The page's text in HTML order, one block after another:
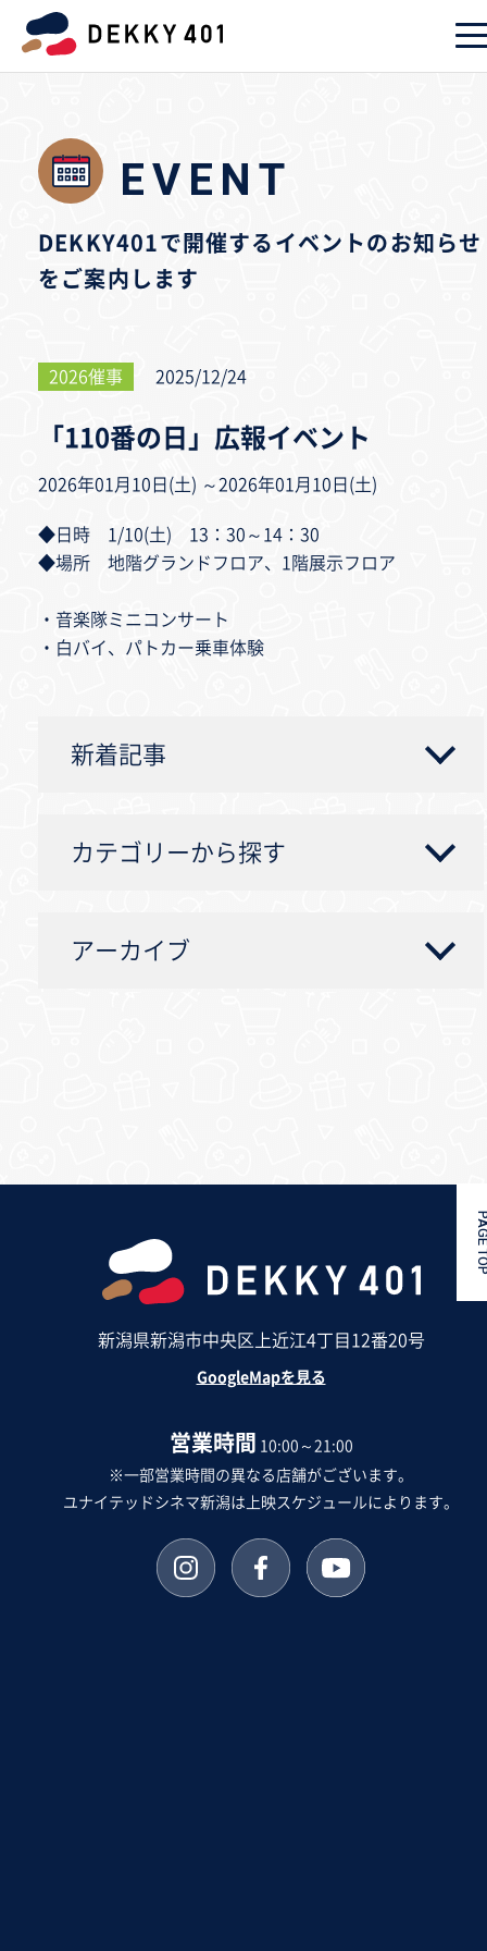
EVENT
DEKKY401で開催するイベントのお知らせ
をご案内します
2026催事 2025/12/24
「110番の日」広報イベント
2026年01月10日(土) ～2026年01月10日(土)
◆日時 1/10(土) 13：30～14：30
◆場所 地階グランドフロア、1階展示フロア
・音楽隊ミニコンサート
・白バイ、パトカー乗車体験
新着記事
カテゴリーから探す
アーカイブ
新潟県新潟市中央区上近江4丁目12番20号
GoogleMapを見る
営業時間 10:00～21:00
※一部営業時間の異なる店舗がございます。
ユナイテッドシネマ新潟は上映スケジュールによります。